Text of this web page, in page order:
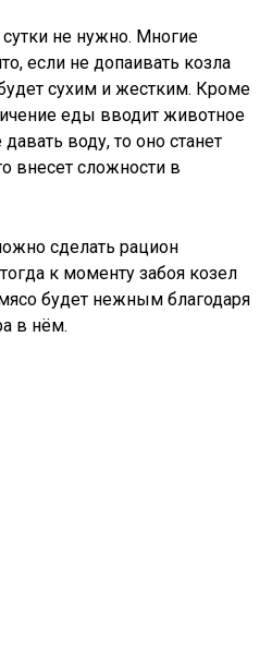
сутки не нужно. Многие
если не допаивать козла
сухим и жестким. Кроме
еды вводит животное
воду, то оно станет
внесет сложности в
сделать рацион
к моменту забоя козел
будет нежным благодаря
в нём.